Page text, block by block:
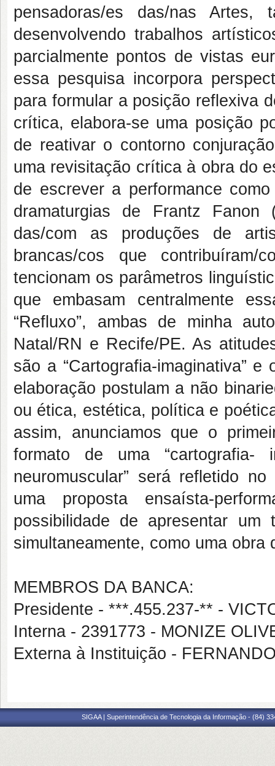
pensadoras/es das/nas
desenvolvendo trabalhos
parcialmente pontos de vistas
essa pesquisa incorpora
para formular a posição reflexiva
crítica, elabora-se uma posição
de reativar o contorno
uma revisitação crítica à obra do
de escrever a performance
dramaturgias de Frantz Fanon
das/com as produções de
brancas/cos que
tencionam os parâmetros
que embasam centralmente
“Refluxo”, ambas de minha
Natal/RN e Recife/PE. As
são a “Cartografia-imaginativa”
elaboração postulam a não
ou ética, estética, política e
assim, anunciamos que o
formato de uma “cartografia-
neuromuscular” será refletido
uma proposta ensaísta-
possibilidade de apresentar
simultaneamente, como uma obra
MEMBROS DA BANCA:
Presidente - ***.455.237-** -
Interna - 2391773 - MONIZE
Externa à Instituição -
SIGAA | Superintendência de Tecnologia da Informação - (84)